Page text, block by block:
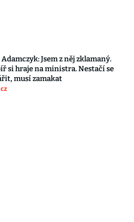
Jsem z něj zklamaný.
si hraje na ministra. Nestačí se
musí zamakat